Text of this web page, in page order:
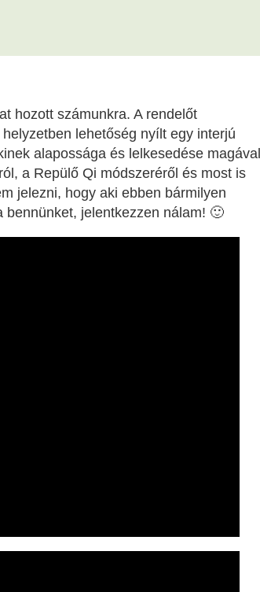
hozott számunkra. A rendelőt
lehetőség nyílt egy interjú
alapossága és lelkesedése magával
a Repülő Qi módszeréről és most is
jelezni, hogy aki ebben bármilyen
jelentkezzen nálam! 🙂